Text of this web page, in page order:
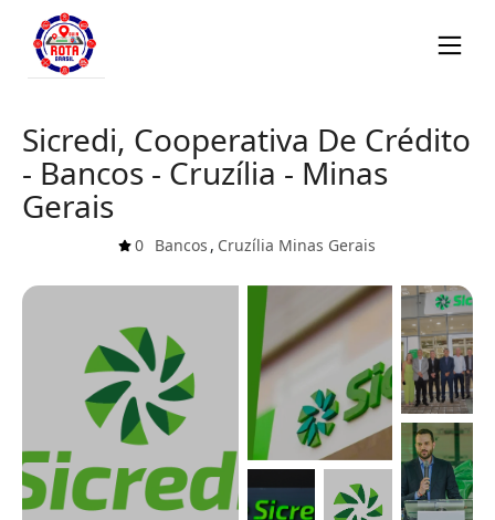
Sicredi, Cooperativa De Crédito
- Bancos - Cruzília - Minas
Gerais
0 Bancos , Cruzília Minas Gerais